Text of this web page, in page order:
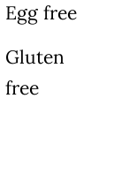
Egg free
Gluten
free